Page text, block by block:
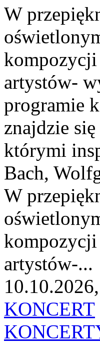
W
artystów-
programie
znajdzie
którymi
Bach,
W
artystów-...
KONCERT